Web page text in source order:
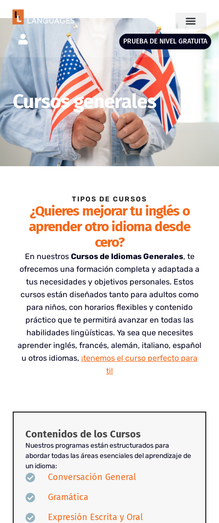
PRUEBA DE NIVEL GRATUITA
Cursos generales
TIPOS DE CURSOS
¿Quieres mejorar tu inglés o
aprender otro idioma desde
cero?
En nuestros Cursos de Idiomas Generales, te
ofrecemos una formación completa y adaptada a
tus necesidades y objetivos personales. Estos
cursos están diseñados tanto para adultos como
para niños, con horarios flexibles y contenido
práctico que te permitirá avanzar en todas las
habilidades lingüísticas. Ya sea que necesites
aprender inglés, francés, alemán, italiano, español
u otros idiomas, ¡tenemos el curso perfecto para
ti!
Contenidos de los Cursos
Nuestros programas están estructurados para
abordar todas las áreas esenciales del aprendizaje de
un idioma:
Conversación General
Gramática
Expresión Escrita y Oral